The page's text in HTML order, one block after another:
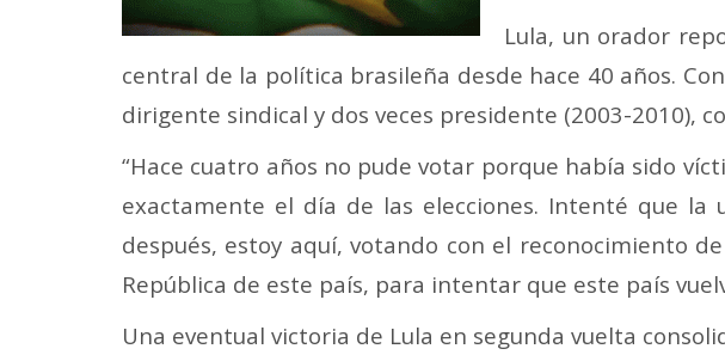
Lula, un orador
central de la política brasileña desde hace 40 años.
dirigente sindical y dos veces presidente (2003-2010),
“Hace cuatro años no pude votar porque había sido
exactamente el día de las elecciones. Intenté que
después, estoy aquí, votando con el reconocimiento
República de este país, para intentar que este país
Una eventual victoria de Lula en segunda vuelta